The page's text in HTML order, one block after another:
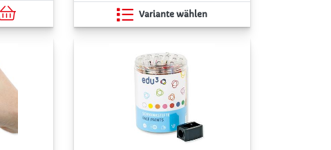
Variante wählen